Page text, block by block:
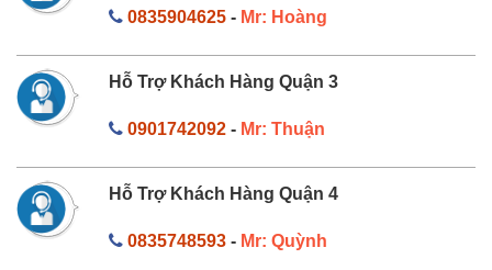
0835904625- Mr: Hoàng
Hỗ Trợ Khách Hàng Quận 3
0901742092- Mr: Thuận
Hỗ Trợ Khách Hàng Quận 4
0835748593- Mr: Quỳnh